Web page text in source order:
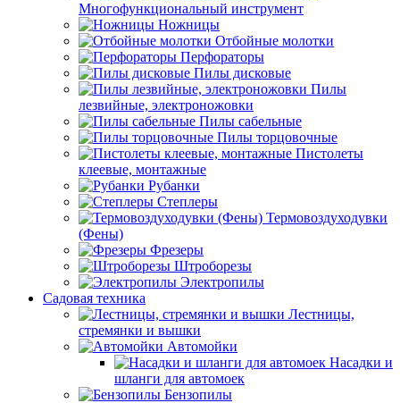
Многофункциональный инструмент
Ножницы
Отбойные молотки
Перфораторы
Пилы дисковые
Пилы
лезвийные, электроножовки
Пилы сабельные
Пилы торцовочные
Пистолеты
клеевые, монтажные
Рубанки
Степлеры
Термовоздуходувки
(Фены)
Фрезеры
Штроборезы
Электропилы
Садовая техника
Лестницы,
стремянки и вышки
Автомойки
Насадки и
шланги для автомоек
Бензопилы